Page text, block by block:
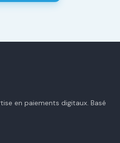
en paiements digitaux. Basé